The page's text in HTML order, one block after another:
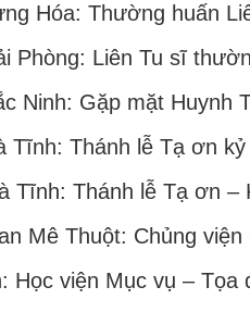
Hóa: Thường huấn
Phòng: Liên Tu sĩ
Ninh: Gặp mặt
Tĩnh: Thánh lễ Tạ ơn
Tĩnh: Thánh lễ Tạ ơn
Mê Thuột: Chủng
Học viện Mục vụ –